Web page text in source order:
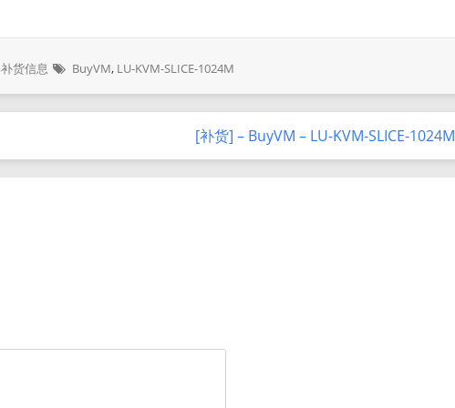
补货信息 BuyVM, LU-KVM-SLICE-1024M
[补货] – BuyVM – LU-KVM-SLICE-1024M